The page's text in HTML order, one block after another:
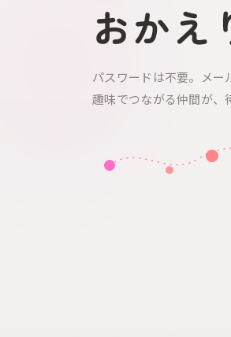
おかえ
パスワードは不要。メー
趣味でつながる仲間が、